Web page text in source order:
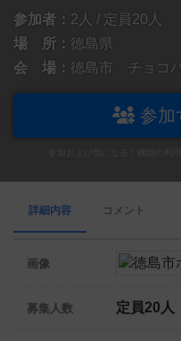
参加者： 2人 / 定員20人
場 所： 徳島県
会 場： 徳島市 チョコ
参加
詳細内容 コメント
画像
募集人数 定員20人